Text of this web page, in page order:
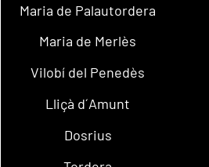
Maria de Palautordera
Maria de Merlès
Vilobí del Penedès
Lliçà d´Amunt
Dosrius